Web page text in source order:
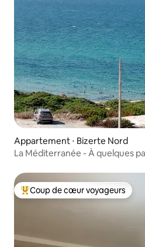
Appartement ⋅ Bizerte Nord
La Méditerranée - À quelques
Coups de cœur voyageurs les
Coup de cœur voyageurs